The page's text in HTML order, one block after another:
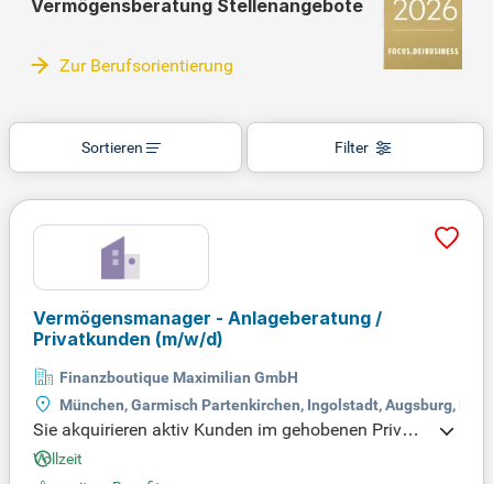
Vermögensberatung Stellenangebote
Zur Berufsorientierung
Filter
Sortieren
Vermögensmanager - Anlageberatung /
Privatkunden (m/w/d)
Finanzboutique Maximilian GmbH
München, Garmisch Partenkirchen, Ingolstadt, Augsburg,
Sie akquirieren aktiv Kunden im gehobenen Privatk
undensegment und pflegen langfristige Beziehung
en. Mit Ihrer umfassenden Erfahrung in der Vermö
Vollzeit